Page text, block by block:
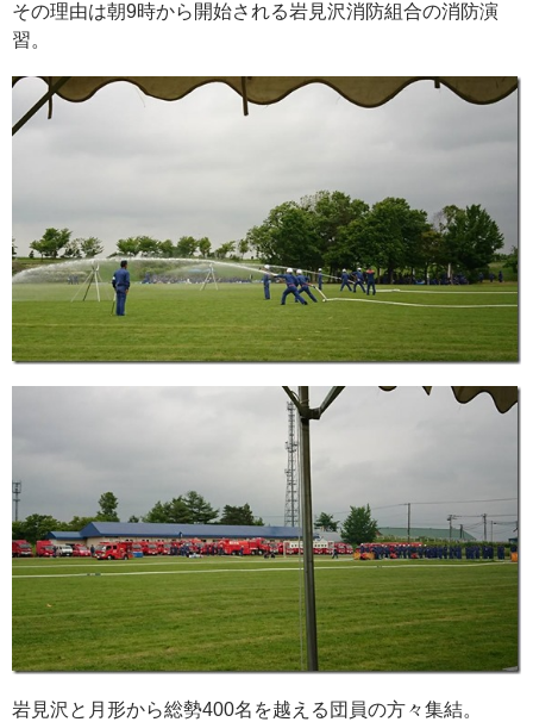
その理由は朝9時から開始される岩見沢消防組合の消防演
習。
岩見沢と月形から総勢400名を越える団員の方々集結。